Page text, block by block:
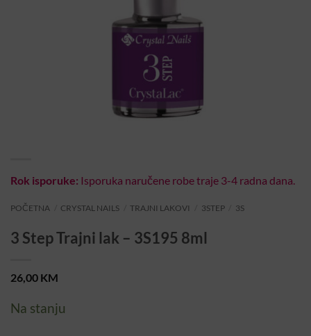
Rok isporuke: Isporuka naručene robe traje 3-4 radna dana.
POČETNA CRYSTAL NAILS TRAJNI LAKOVI 3STEP 3S
3 Step Trajni lak – 3S195 8ml
26,00 KM
Na stanju